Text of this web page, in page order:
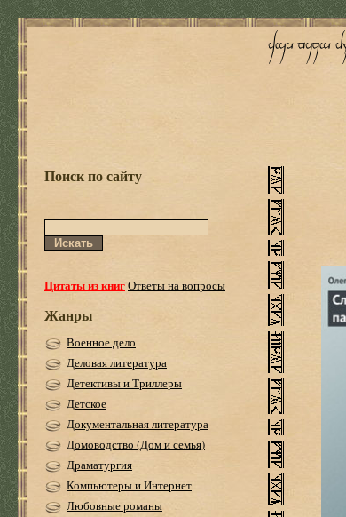
Поиск по сайту
Цитаты из книгОтветы на вопросы
Жанры
Военное дело
Деловая литература
Детективы и Триллеры
Детское
Документальная литература
Домоводство (Дом и семья)
Драматургия
Компьютеры и Интернет
Любовные романы